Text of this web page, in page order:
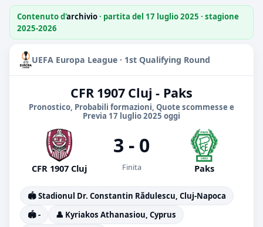
Contenuto d'archivio· partita del 17 luglio 2025 · stagione
2025-2026
UEFA Europa League · 1st Qualifying Round
CFR 1907 Cluj - Paks
Pronostico, Probabili formazioni, Quote scommesse e
Previa 17 luglio 2025 oggi
CFR 1907 Cluj
3 - 0
Finita Paks
🏟️ Stadionul Dr. Constantin Rădulescu, Cluj-Napoca
🏟️ -
👤 Kyriakos Athanasiou, Cyprus